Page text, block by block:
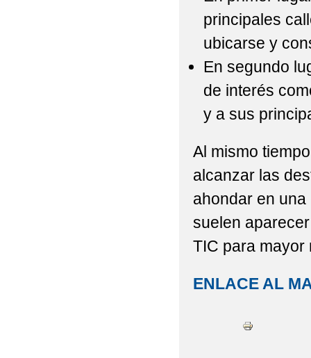
principales
ubicarse y
En segundo
de interés
y a sus
Al mismo
alcanzar las
ahondar en
suelen
TIC para mayor
ENLACE AL